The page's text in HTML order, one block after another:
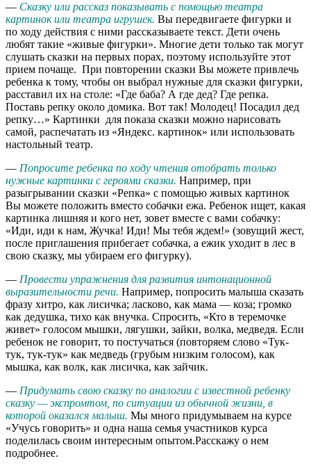
— Сказку или рассказ показывать с помощью театра
картинок или театра игрушек. Вы передвигаете фигурки и
по ходу действия с ними рассказываете текст. Дети очень
любят такие «живые фигурки». Многие дети только так могут
слушать сказки на первых порах, поэтому используйте этот
прием почаще. При повторении сказки Вы можете привлечь
ребенка к тому, чтобы он выбрал нужные для сказки фигурки,
расставил их на столе: «Где баба? А где дед? Где репка.
Поставь репку около домика. Вот так! Молодец! Посадил дед
репку…» Картинки для показа сказки можно нарисовать
самой, распечатать из «Яндекс. картинок» или использовать
настольный театр.
— Попросите ребенка по ходу чтения отобрать только
нужные картинки с героями сказки. Например, при
разыгрывании сказки «Репка» с помощью живых картинок
Вы можете положить вместо собачки ежа. Ребенок ищет, какая
картинка лишняя и кого нет, зовет вместе с вами собачку:
«Иди, иди к нам, Жучка! Иди! Мы тебя ждем!» (зовущий жест,
после приглашения прибегает собачка, а ежик уходит в лес в
свою сказку, мы убираем его фигурку).
— Провести упражнения для развития интонационной
выразительности речи. Например, попросить малыша сказать
фразу хитро, как лисичка; ласково, как мама — коза; громко
как дедушка, тихо как внучка. Спросить, «Кто в теремочке
живет» голосом мышки, лягушки, зайки, волка, медведя. Если
ребенок не говорит, то постучаться (повторяем слово «Тук-
тук, тук-тук» как медведь (грубым низким голосом), как
мышка, как волк, как лисичка, как зайчик.
— Придумать свою сказку по аналогии с известной ребенку
сказку — экспромтом, по ситуации из обычной жизни, в
которой оказался малыш. Мы много придумываем на курсе
«Учусь говорить» и одна наша семья участников курса
поделилась своим интересным опытом.Расскажу о нем
подробнее.